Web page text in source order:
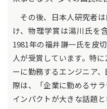
その後、日本人研究者
け、物理学賞は湯川氏を
1981年の福井謙一氏を皮
人が受賞しています。特
ーに勤務するエンジニア
際は、「企業に勤めるサ
インパクトが大きな話題